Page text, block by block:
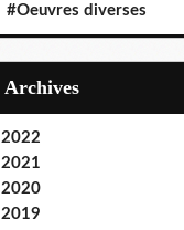
#Oeuvres diverses
Archives
2022
2021
2020
2019